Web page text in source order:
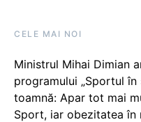
CELE MAI NOI
Ministrul Mihai Dimian
programului „Sportul
toamnă: Apar tot mai
Sport, iar obezitatea